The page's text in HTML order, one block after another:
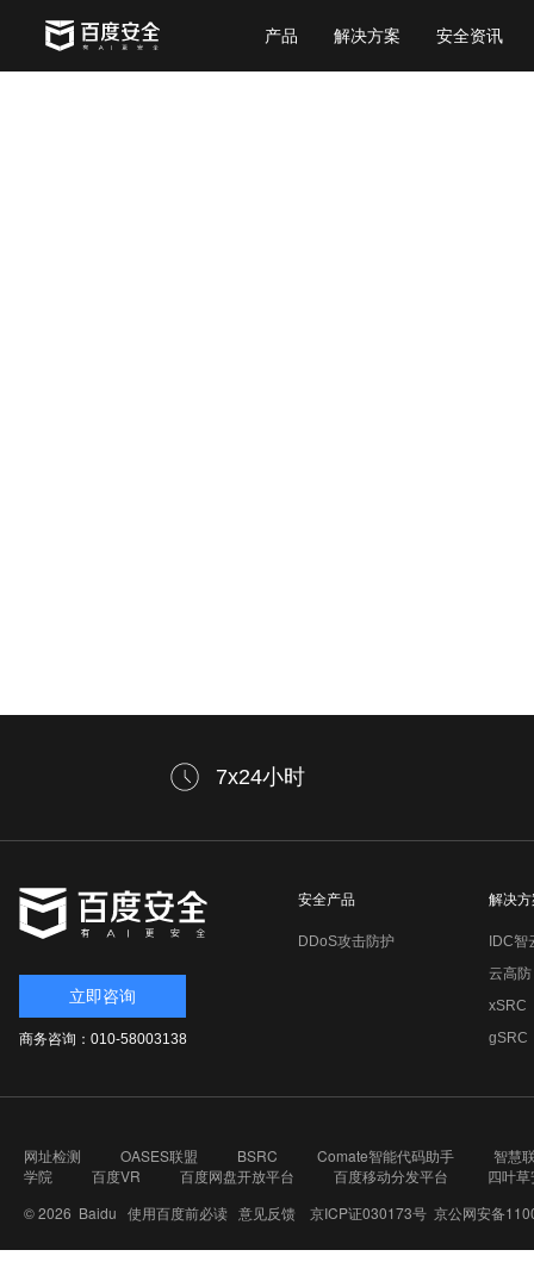
产品 解决方案 安全资讯
7x24小时
立即咨询
商务咨询：010-58003138
安全产品
DDoS攻击防护
解决
IDC智
云高防
xSRC
gSRC
网址检测 OASES联盟 BSRC Comate智能代码助手
智慧
学院
百度VR 百度网盘开放平台 百度移动分发平台
四叶
© 2026 Baidu 使用百度前必读 意见反馈 京ICP证030173号 京公网安备